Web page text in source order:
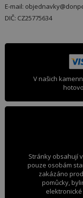
E-mail:
DIČ: CZ25775634
V našich
Stránky obsahují
pouze osobám
zakázáno
pomůcky,